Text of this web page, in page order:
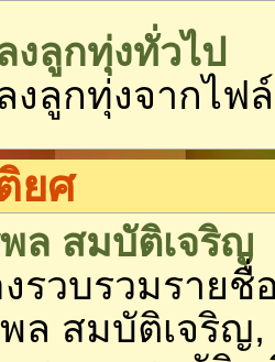
งลูกทุ่งทั่วไป
งลูกทุ่งจากไฟ
ยศ
ล สมบัติเจริญ
รวบรวมรายชื่
ล สมบัติเจริญ,